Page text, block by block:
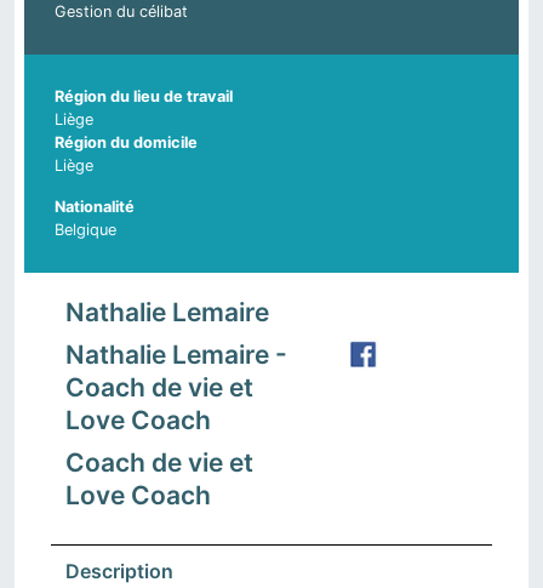
Gestion du célibat
Région du lieu de travail
Liège
Région du domicile
Liège
Nationalité
Belgique
Nathalie Lemaire
Nathalie Lemaire -
Coach de vie et
Love Coach
Coach de vie et
Love Coach